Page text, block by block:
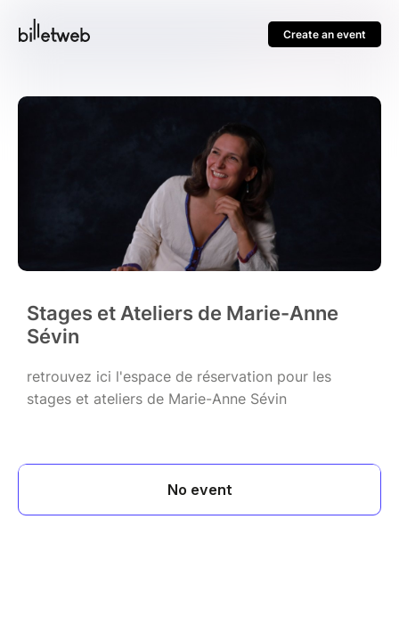
Create an event
Stages et Ateliers de Marie-Anne
Sévin
retrouvez ici l'espace de réservation pour les
stages et ateliers de Marie-Anne Sévin